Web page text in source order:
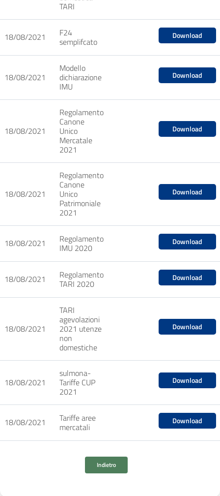
TARI
18/08/2021 F24
semplifcato
Download
18/08/2021
Modello
dichiarazione
IMU
Download
18/08/2021
Regolamento
Canone
Unico
Mercatale
2021
Download
18/08/2021
Regolamento
Canone
Unico
Patrimoniale
2021
Download
18/08/2021 Regolamento
IMU 2020
Download
18/08/2021 Regolamento
TARI 2020
Download
18/08/2021
TARI
agevolazioni
2021 utenze
non
domestiche
Download
18/08/2021
sulmona-
Tariffe CUP
2021
Download
18/08/2021 Tariffe aree
mercatali
Download
Indietro